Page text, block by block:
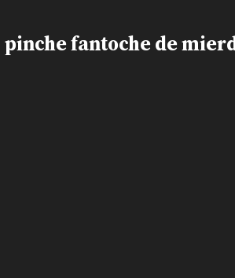
pinche fantoche de